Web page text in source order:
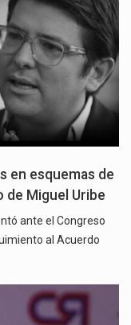
en esquemas de
de Miguel Uribe
ante el Congreso
al Acuerdo